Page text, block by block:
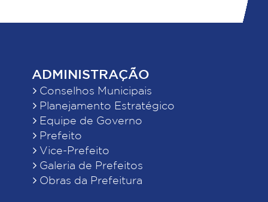
ADMINISTRAÇÃO
Conselhos Municipais
Planejamento Estratégico
Equipe de Governo
Prefeito
Vice-Prefeito
Galeria de Prefeitos
Obras da Prefeitura